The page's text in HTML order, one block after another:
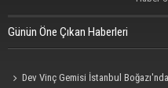
Günün Öne Çıkan Haberleri
Dev Vinç Gemisi İstanbul